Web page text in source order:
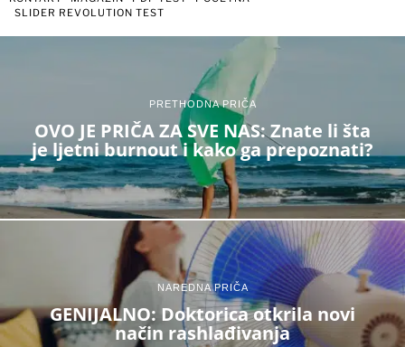
SLIDER REVOLUTION TEST
PRETHODNA PRIČA
OVO JE PRIČA ZA SVE NAS: Znate li šta
je ljetni burnout i kako ga prepoznati?
NAREDNA PRIČA
GENIJALNO: Doktorica otkrila novi
način rashlađivanja